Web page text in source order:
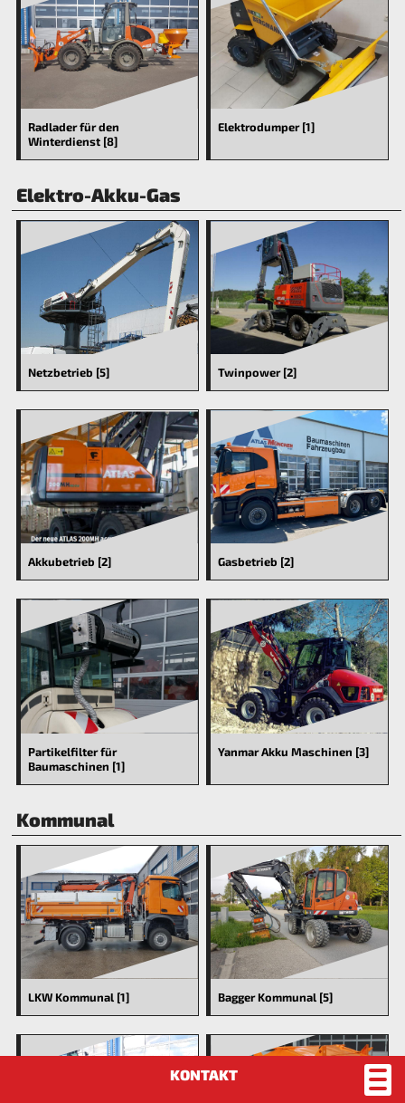
Radlader für den
Winterdienst [8]
Elektrodumper [1]
Elektro-Akku-Gas
Netzbetrieb [5] Twinpower [2]
Akkubetrieb [2] Gasbetrieb [2]
Partikelfilter für
Baumaschinen [1]
Yanmar Akku Maschinen [3]
Kommunal
LKW Kommunal [1] Bagger Kommunal [5]